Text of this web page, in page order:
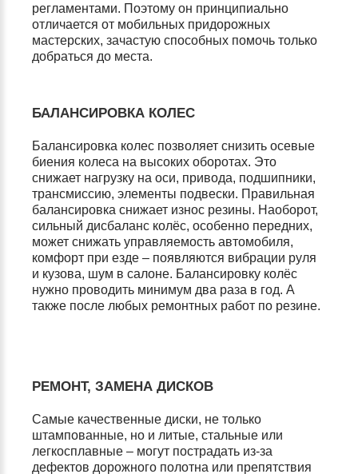
регламентами. Поэтому он принципиально
отличается от мобильных придорожных
мастерских, зачастую способных помочь только
добраться до места.
БАЛАНСИРОВКА КОЛЕС
Балансировка колес позволяет снизить осевые
биения колеса на высоких оборотах. Это
снижает нагрузку на оси, привода, подшипники,
трансмиссию, элементы подвески. Правильная
балансировка снижает износ резины. Наоборот,
сильный дисбаланс колёс, особенно передних,
может снижать управляемость автомобиля,
комфорт при езде – появляются вибрации руля
и кузова, шум в салоне. Балансировку колёс
нужно проводить минимум два раза в год. А
также после любых ремонтных работ по резине.
РЕМОНТ, ЗАМЕНА ДИСКОВ
Самые качественные диски, не только
штампованные, но и литые, стальные или
легкосплавные – могут пострадать из-за
дефектов дорожного полотна или препятствия